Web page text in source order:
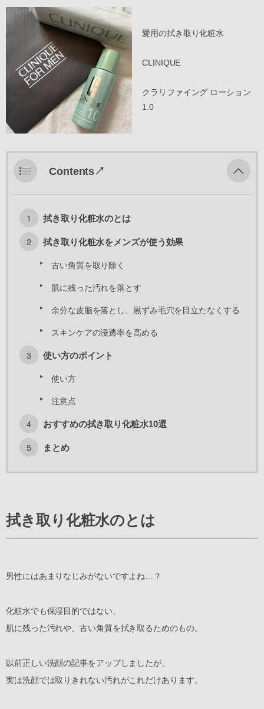
愛用の拭き取り化粧水
CLINIQUE
クラリファイング ローション
1.0
Contents↗︎
拭き取り化粧水のとは
拭き取り化粧水をメンズが使う効果
古い角質を取り除く
肌に残った汚れを落とす
余分な皮脂を落とし、黒ずみ毛穴を目立たなくする
スキンケアの浸透率を高める
使い方のポイント
使い方
注意点
おすすめの拭き取り化粧水10選
まとめ
拭き取り化粧水のとは
男性にはあまりなじみがないですよね…？
化粧水でも保湿目的ではない、
肌に残った汚れや、古い角質を拭き取るためのもの。
以前正しい洗顔の記事をアップしましたが、
実は洗顔では取りきれない汚れがこれだけあります。